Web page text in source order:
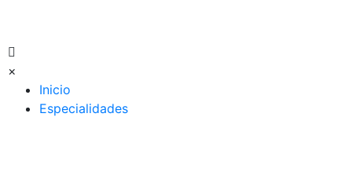
×
Inicio
Especialidades